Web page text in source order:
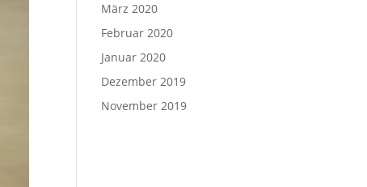
März 2020
Februar 2020
Januar 2020
Dezember 2019
November 2019